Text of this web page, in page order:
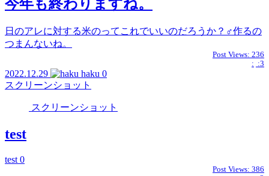
今年も終わりますね。
日のアレに対する米のってこれでいいのだろうか？♂作るの
つまんないね。
Post Views: 236
: :3
2022.12.29 haku 0
スクリーンショット
スクリーンショット
test
test 0
Post Views: 386